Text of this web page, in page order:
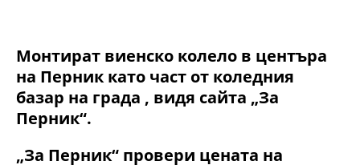
Монтират виенско колело в центъра
на Перник като част от коледния
базар на града , видя сайта „За
Перник“.
„За Перник“ провери цената на